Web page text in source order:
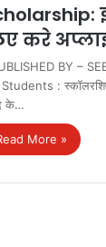
करे
BY –
:
के…
More »